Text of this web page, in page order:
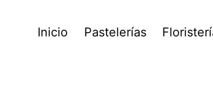
Inicio Pastelerías